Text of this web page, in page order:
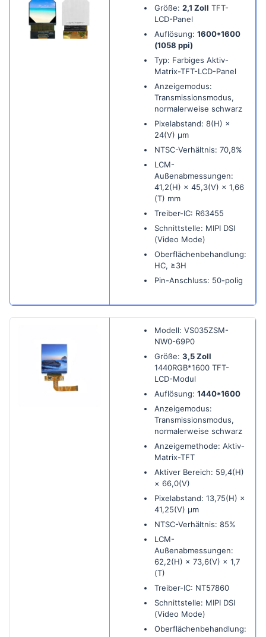
Größe:2,1 Zoll TFT-
LCD-Panel
Auflösung:1600*1600
(1058 ppi)
Typ: Farbiges Aktiv-
Matrix-TFT-LCD-Panel
Anzeigemodus:
Transmissionsmodus,
normalerweise schwarz
Pixelabstand: 8(H) ×
24(V) µm
NTSC-Verhältnis: 70,8%
LCM-
Außenabmessungen:
41,2(H) × 45,3(V) × 1,66
(T) mm
Treiber-IC: R63455
Schnittstelle: MIPI DSI
(Video Mode)
Oberflächenbehandlung:
HC, ≥3H
Pin-Anschluss: 50-polig
Modell: VS035ZSM-
NW0-69P0
Größe:3,5 Zoll
1440RGB*1600 TFT-
LCD-Modul
Auflösung:1440*1600
Anzeigemodus:
Transmissionsmodus,
normalerweise schwarz
Anzeigemethode: Aktiv-
Matrix-TFT
Aktiver Bereich: 59,4(H)
× 66,0(V)
Pixelabstand: 13,75(H) ×
41,25(V) µm
NTSC-Verhältnis: 85%
LCM-
Außenabmessungen:
62,2(H) × 73,6(V) × 1,7
(T)
Treiber-IC: NT57860
Schnittstelle: MIPI DSI
(Video Mode)
Oberflächenbehandlung: